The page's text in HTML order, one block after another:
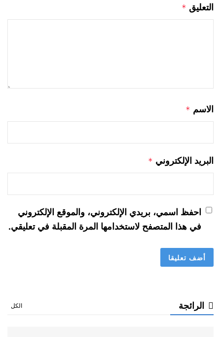
التعليق *
الاسم *
البريد الإلكتروني *
احفظ اسمي، بريدي الإلكتروني، والموقع الإلكتروني
في هذا المتصفح لاستخدامها المرة المقبلة في تعليقي.
الرائجة الكل